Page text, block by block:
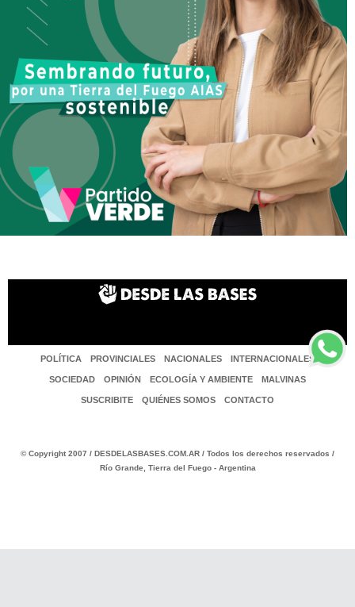
POLÍTICA PROVINCIALES NACIONALES INTERNACIONALES
SOCIEDAD OPINIÓN ECOLOGÍA Y AMBIENTE MALVINAS
SUSCRIBITE QUIÉNES SOMOS CONTACTO
© Copyright 2007 / DESDELASBASES.COM.AR / Todos los derechos reservados /
Río Grande, Tierra del Fuego - Argentina